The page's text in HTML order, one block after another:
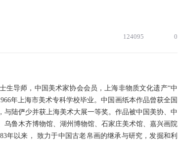
124095 0
生导师，中国美术家协会会员，上海非物质文化遗产“中
年上海市美术专科学校毕业。中国画纸本作品曾获全国
陆俨少并获上海美术大展一等奖。作品被中国美协、中
鲁木齐博物馆、湖州博物馆、石家庄美术馆、嘉兴画院
年以来， 致力于中国古老帛画的继承与研究，发掘和利